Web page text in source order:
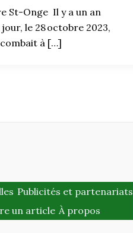
St-Onge Il y a un an
le 28 octobre 2023,
à […]
Publicités et partenariats
un article À propos